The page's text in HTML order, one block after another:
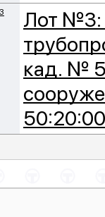
3
Лот №3:
кад. №